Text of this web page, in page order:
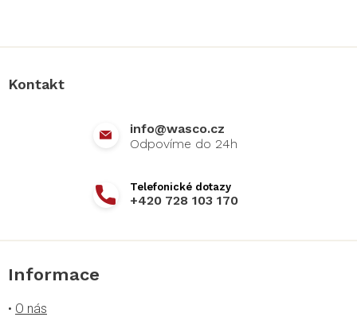
Kontakt
info@wasco.cz
+420 728 103 170
Informace
• O nás